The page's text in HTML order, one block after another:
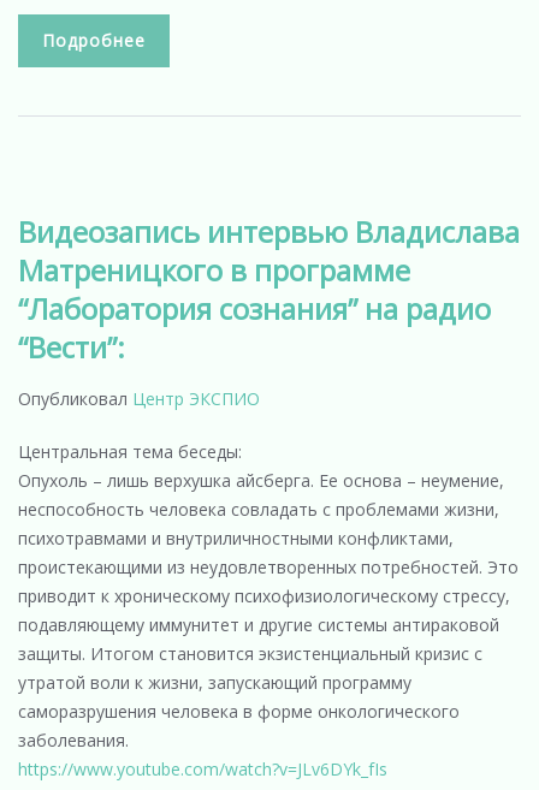
Подробнее
Видеозапись интервью Владислава
Матреницкого в программе
“Лаборатория сознания” на радио
“Вести”:
Опубликовал Центр ЭКСПИО
Центральная тема беседы:
Опухоль – лишь верхушка айсберга. Ее основа – неумение,
неспособность человека совладать с проблемами жизни,
психотравмами и внутриличностными конфликтами,
проистекающими из неудовлетворенных потребностей. Это
приводит к хроническому психофизиологическому стрессу,
подавляющему иммунитет и другие системы антираковой
защиты. Итогом становится экзистенциальный кризис с
утратой воли к жизни, запускающий программу
саморазрушения человека в форме онкологического
заболевания.
https://www.youtube.com/watch?v=JLv6DYk_fIs